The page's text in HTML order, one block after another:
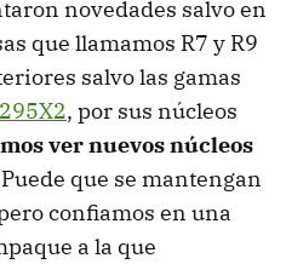
novedades salvo en
que llamamos R7 y R9
salvo las gamas
, por sus núcleos
ver nuevos núcleos
que se mantengan
confiamos en una
a la que